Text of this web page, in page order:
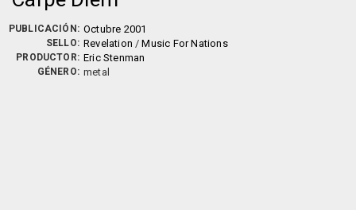
PUBLICACIÓN: Octubre 2001
SELLO: Revelation /Music For Nations
PRODUCTOR: Eric Stenman
GÉNERO: metal